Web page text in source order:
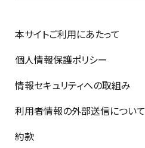
本サイトご利用にあたって
個人情報保護ポリシー
情報セキュリティへの取組み
利用者情報の外部送信について
約款